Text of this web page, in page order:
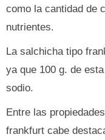
como la cantidad de
nutrientes.
La salchicha tipo
ya que 100 g. de
sodio.
Entre las
frankfurt cabe